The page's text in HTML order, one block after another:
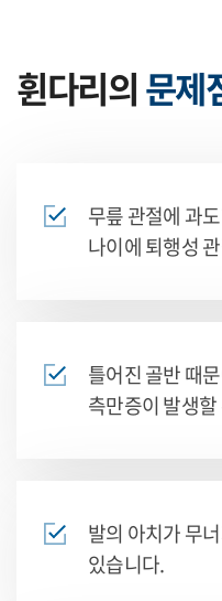
휜다리의문제
무릎 관절에 과
나이에 퇴행성
틀어진 골반 때
측만증이 발생
발의 아치가 무
있습니다.